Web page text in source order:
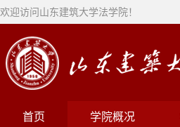
欢迎访问山东建筑大学法学院！
首页 学院概况